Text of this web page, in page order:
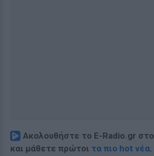
Ακολουθήστε το E-Radio.gr στο
και μάθετε πρώτοι τα πιο hot νέα.